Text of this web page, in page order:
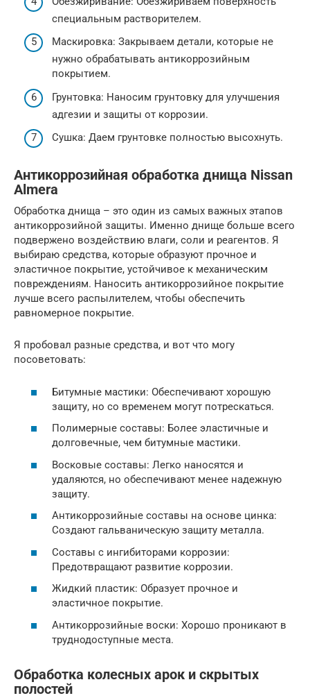
специальным растворителем.
Маскировка: Закрываем детали, которые не
нужно обрабатывать антикоррозийным
покрытием.
Грунтовка: Наносим грунтовку для улучшения
адгезии и защиты от коррозии.
Сушка: Даем грунтовке полностью высохнуть.
Антикоррозийная обработка днища Nissan
Almera
Обработка днища – это один из самых важных этапов
антикоррозийной защиты. Именно днище больше всего
подвержено воздействию влаги, соли и реагентов. Я
выбираю средства, которые образуют прочное и
эластичное покрытие, устойчивое к механическим
повреждениям. Наносить антикоррозийное покрытие
лучше всего распылителем, чтобы обеспечить
равномерное покрытие.
Я пробовал разные средства, и вот что могу
посоветовать:
Битумные мастики: Обеспечивают хорошую
защиту, но со временем могут потрескаться.
Полимерные составы: Более эластичные и
долговечные, чем битумные мастики.
Восковые составы: Легко наносятся и
удаляются, но обеспечивают менее надежную
защиту.
Антикоррозийные составы на основе цинка:
Создают гальваническую защиту металла.
Составы с ингибиторами коррозии:
Предотвращают развитие коррозии.
Жидкий пластик: Образует прочное и
эластичное покрытие.
Антикоррозийные воски: Хорошо проникают в
труднодоступные места.
Обработка колесных арок и скрытых
полостей